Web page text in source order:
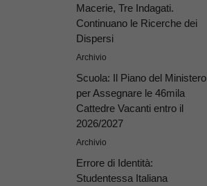
Macerie, Tre Indagati.
Continuano le Ricerche dei
Dispersi
Archivio
Scuola: Il Piano del Ministero
per Assegnare le 46mila
Cattedre Vacanti entro il
2026/2027
Archivio
Errore di Identità:
Studentessa Italiana